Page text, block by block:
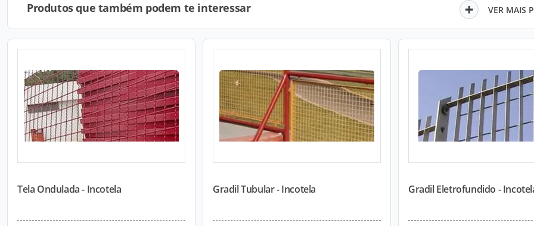
Produtos que também podem te interessar VER MAIS
Tela Ondulada - Incotela Gradil Tubular - Incotela Gradil Eletrofundido -